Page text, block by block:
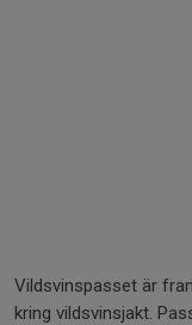
Vildsvinspasset är
kring vildsvinsjakt.